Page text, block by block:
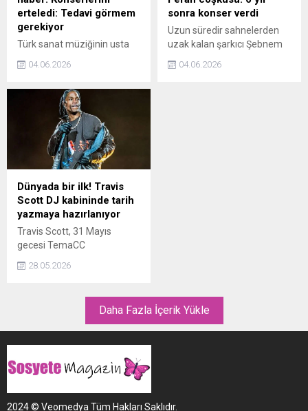
erteledi: Tedavi görmem
gerekiyor
Türk sanat müziğinin usta
nedeniyle iki önemli
aldığını açıkladı. Sevenleri
endişelendiren açıklama
kısa sürede gündem oldu.
04.06.2026
sonra konser verdi
Uzun süredir sahnelerden
uzak kalan şarkıcı Şebnem
Park'ta verdiği konserle
04.06.2026
Dünyada bir ilk! Travis
Scott DJ kabininde tarih
yazmaya hazırlanıyor
Travis Scott, 31 Mayıs
gecesi TemaCC
organizasyonuyla Rixos
Tersane Grand Factory’de
Only in the Club” etkinliğinde
İstanbul’u sallamaya
hazırlanırken geceye damga
28.05.2026
Daha Fazla İçerik Yükle
2024 © Veomedya Tüm Hakları Saklıdır.